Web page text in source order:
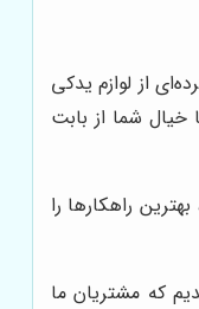
از لوازم یدکی
خیال شما از بابت
راهکارها را
که مشتریان ما